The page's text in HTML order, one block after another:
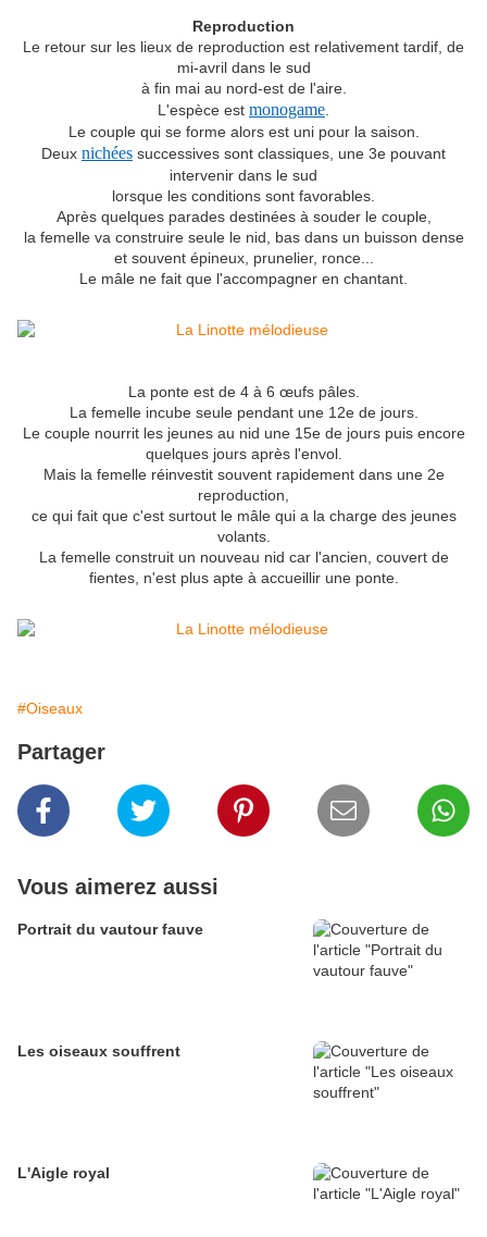
Reproduction
Le retour sur les lieux de reproduction est relativement tardif, de
mi-avril dans le sud
à fin mai au nord-est de l'aire.
L'espèce est monogame
Le couple qui se forme alors est uni pour la saison.
Deux nichées successives sont classiques, une 3e pouvant
intervenir dans le sud
lorsque les conditions sont favorables.
Après quelques parades destinées à souder le couple,
la femelle va construire seule le nid, bas dans un buisson dense
et souvent épineux, prunelier, ronce...
Le mâle ne fait que l'accompagner en chantant.
La ponte est de 4 à 6 œufs pâles.
La femelle incube seule pendant une 12e de jours.
Le couple nourrit les jeunes au nid une 15e de jours puis encore
quelques jours après l'envol.
Mais la femelle réinvestit souvent rapidement dans une 2e
reproduction,
ce qui fait que c'est surtout le mâle qui a la charge des jeunes
volants.
La femelle construit un nouveau nid car l'ancien, couvert de
fientes, n'est plus apte à accueillir une ponte.
#Oiseaux
Partager
Vous aimerez aussi
Portrait du vautour fauve
Les oiseaux souffrent
L'Aigle royal